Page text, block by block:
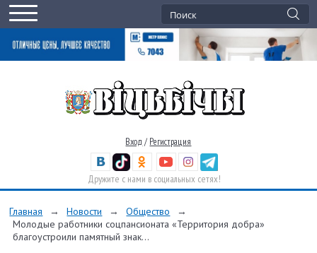
Вход / Регистрация
Дружите с нами в социальных сетях!
Главная → Новости → Общество
→
Молодые работники соцпансионата «Территория добра»
благоустроили памятный знак...